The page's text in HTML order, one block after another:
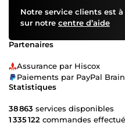
Notre service clients est
sur notre centre d’aide
Partenaires
Assurance par Hiscox
Paiements par PayPal
Statistiques
38 863 services disponibles
1 335 122 commandes